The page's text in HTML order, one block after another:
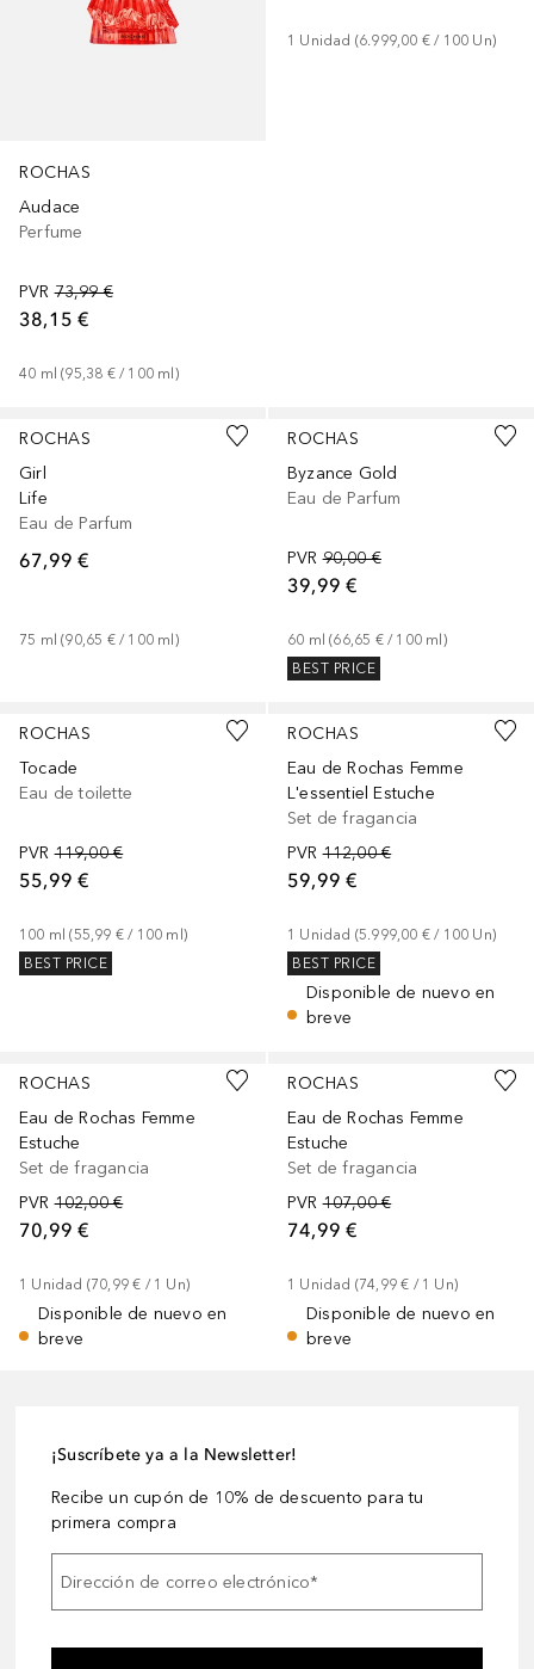
ROCHAS
Audace
Perfume
PVR 73,99 €
38,15 €
40 ml (95,38 € / 100 ml )
1 Unidad (6.999,00 € / 100 Un)
ROCHAS
Girl
Life
Eau de Parfum
67,99 €
75 ml (90,65 € / 100 ml )
ROCHAS
Byzance Gold
Eau de Parfum
PVR 90,00 €
39,99 €
60 ml (66,65 € / 100 ml )
BEST PRICE
ROCHAS
Tocade
Eau de toilette
PVR 119,00 €
55,99 €
100 ml (55,99 € / 100 ml )
BEST PRICE
ROCHAS
Eau de Rochas Femme
L'essentiel Estuche
Set de fragancia
PVR 112,00 €
59,99 €
1 Unidad (5.999,00 € / 100 Un)
BEST PRICE
Disponible de nuevo en
breve
ROCHAS
Eau de Rochas Femme
Estuche
Set de fragancia
PVR 102,00 €
70,99 €
1 Unidad (70,99 € / 1 Un)
Disponible de nuevo en
breve
ROCHAS
Eau de Rochas Femme
Estuche
Set de fragancia
PVR 107,00 €
74,99 €
1 Unidad (74,99 € / 1 Un)
Disponible de nuevo en
breve
¡Suscríbete ya a la Newsletter!
Recibe un cupón de 10% de descuento para tu
primera compra
Dirección de correo electrónico*